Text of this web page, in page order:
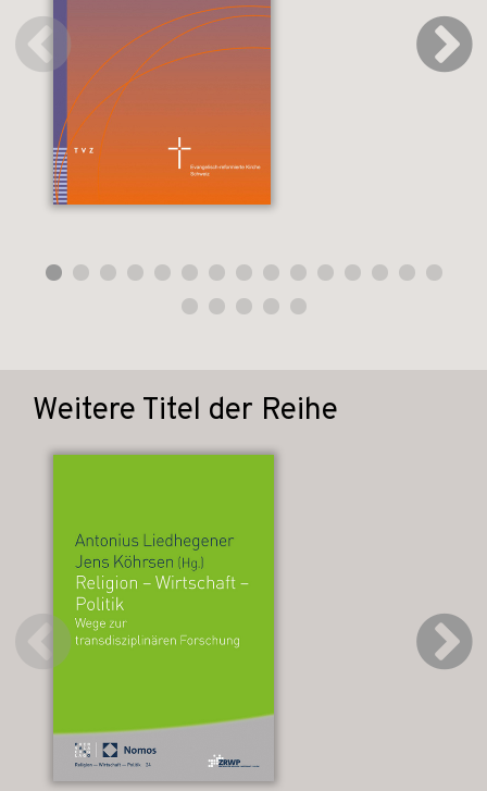
Weitere Titel der Reihe